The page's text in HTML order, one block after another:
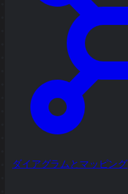
ダイアグラムとマッピング